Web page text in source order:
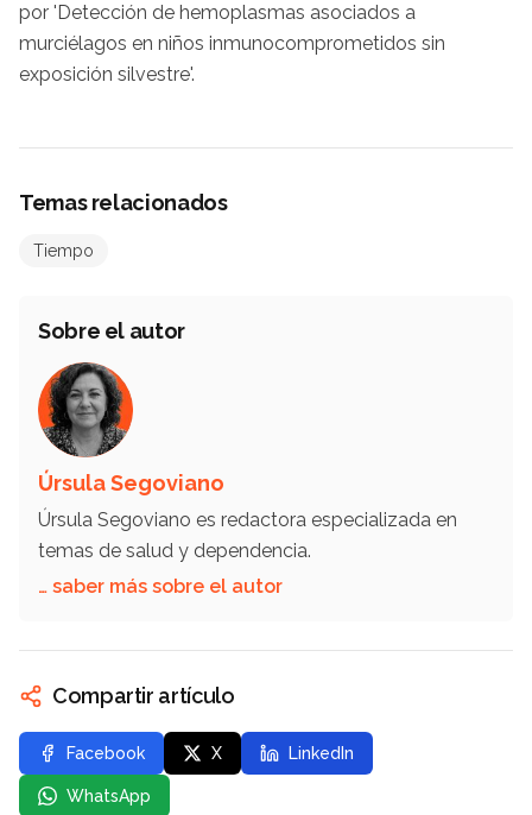
por 'Detección de hemoplasmas asociados a
murciélagos en niños inmunocomprometidos sin
exposición silvestre'.
Temas relacionados
Tiempo
Sobre el autor
Úrsula Segoviano
Úrsula Segoviano es redactora especializada en
temas de salud y dependencia.
… saber más sobre el autor
Compartir artículo
Facebook X LinkedIn
WhatsApp